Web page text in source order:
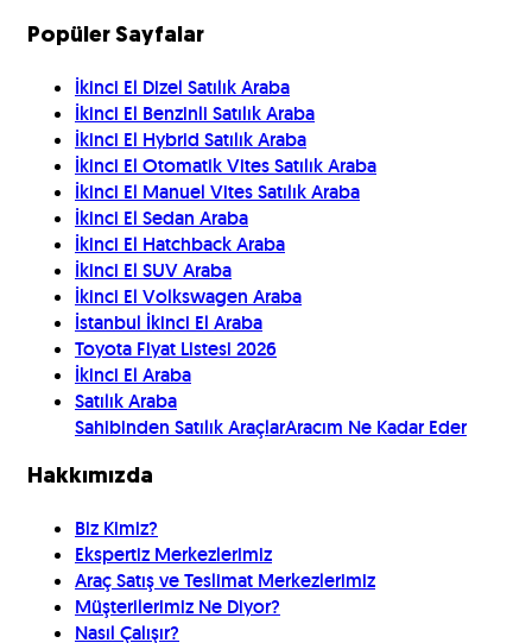
Popüler Sayfalar
İkinci El Dizel Satılık Araba
İkinci El Benzinli Satılık Araba
İkinci El Hybrid Satılık Araba
İkinci El Otomatik Vites Satılık Araba
İkinci El Manuel Vites Satılık Araba
İkinci El Sedan Araba
İkinci El Hatchback Araba
İkinci El SUV Araba
İkinci El Volkswagen Araba
İstanbul İkinci El Araba
Toyota Fiyat Listesi 2026
İkinci El Araba
Satılık Araba
Sahibinden Satılık AraçlarAracım Ne Kadar Eder
Hakkımızda
Biz Kimiz?
Ekspertiz Merkezlerimiz
Araç Satış ve Teslimat Merkezlerimiz
Müşterilerimiz Ne Diyor?
Nasıl Çalışır?